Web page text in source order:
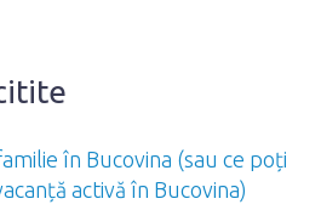
în Bucovina (sau ce poți
activă în Bucovina)